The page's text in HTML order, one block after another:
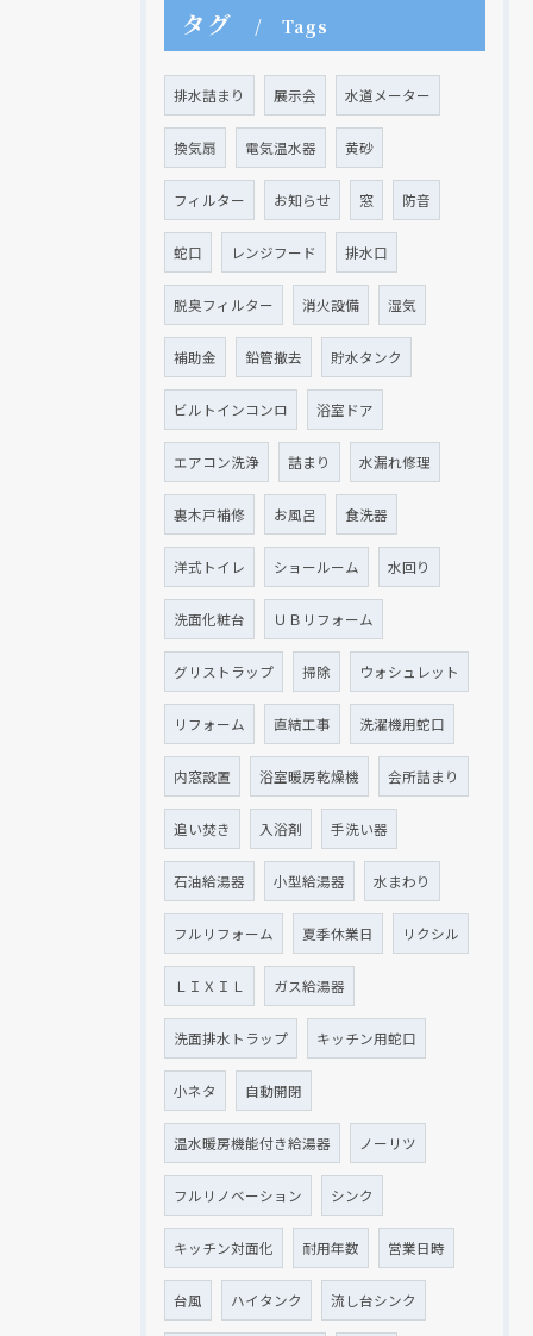
タグ Tags
排水詰まり 展示会 水道メーター
換気扇 電気温水器 黄砂
フィルター お知らせ 窓 防音
蛇口 レンジフード 排水口
脱臭フィルター 消火設備 湿気
補助金 鉛管撤去 貯水タンク
ビルトインコンロ 浴室ドア
エアコン洗浄 詰まり 水漏れ修理
裏木戸補修 お風呂 食洗器
洋式トイレ ショールーム 水回り
洗面化粧台 ＵＢリフォーム
グリストラップ 掃除 ウォシュレット
リフォーム 直結工事 洗濯機用蛇口
内窓設置 浴室暖房乾燥機 会所詰まり
追い焚き 入浴剤 手洗い器
石油給湯器 小型給湯器 水まわり
フルリフォーム 夏季休業日 リクシル
ＬＩＸＩＬ ガス給湯器
洗面排水トラップ キッチン用蛇口
小ネタ 自動開閉
温水暖房機能付き給湯器 ノーリツ
フルリノベーション シンク
キッチン対面化 耐用年数 営業日時
台風 ハイタンク 流し台シンク
クリックでチラシのページにジャンプします
クリックでチラシのページにジャンプします